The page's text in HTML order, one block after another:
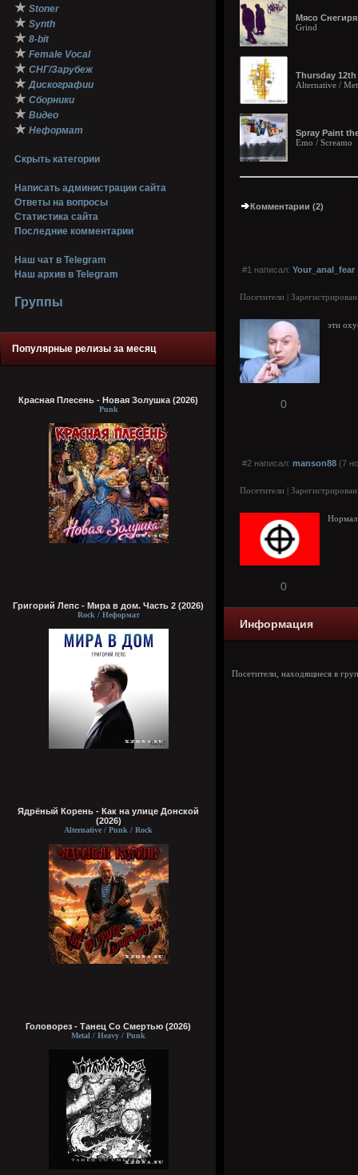
★ Stoner
★ Synth
★ 8-bit
★ Female Vocal
★ СНГ/Зарубеж
★ Дискографии
★ Сборники
★ Видео
★ Неформат
Скрыть категории
Написать администрации сайта
Ответы на вопросы
Статистика сайта
Последние комментарии
Наш чат в Telegram
Наш архив в Telegram
Группы
Популярные релизы за месяц
Красная Плесень - Новая Золушка (2026)
Punk
Григорий Лепс - Мира в дом. Часть 2 (2026)
Rock / Неформат
Ядрёный Корень - Как на улице Донской
(2026)
Alternative / Punk / Rock
Головорез - Tанец Со Смертью (2026)
Metal / Heavy / Punk
Мясо
Grind
Thursday
Alternative /
Spray Paint
Emo / Screamo
Комментарии (2)
#1 написал: Your_anal_fear
Посетители |
эти
0
#2 написал: manson88 (7
Посетители |
0
Информация
Посетители, находящиеся в